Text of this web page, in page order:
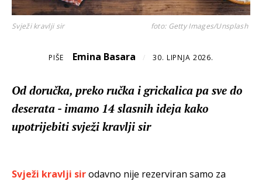
Svježi kravlji sir foto: Getty Images/Unsplash
PIŠE Emina Basara / 30. LIPNJA 2026.
Od doručka, preko ručka i grickalica pa sve do
deserata - imamo 14 slasnih ideja kako
upotrijebiti svježi kravlji sir
Svježi kravlji sirodavno nije rezerviran samo za